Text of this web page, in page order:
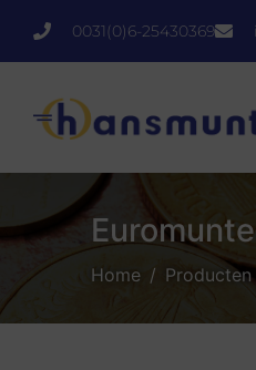
0031(0)6-25430369
Home Producten